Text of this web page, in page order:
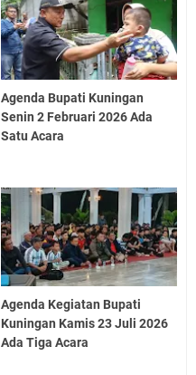
Agenda Bupati Kuningan
Senin 2 Februari 2026 Ada
Satu Acara
Agenda Kegiatan Bupati
Kuningan Kamis 23 Juli 2026
Ada Tiga Acara